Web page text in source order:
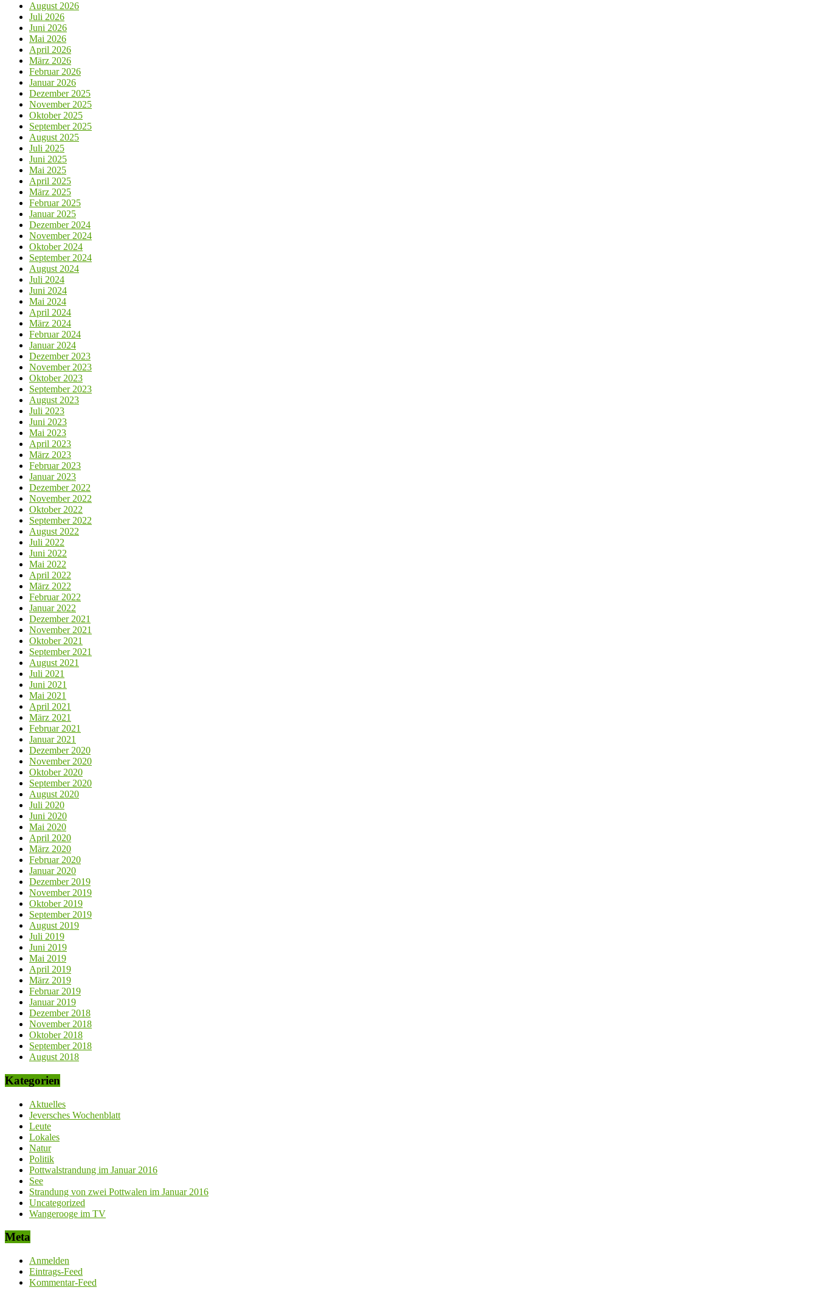
August 2026
Juli 2026
Juni 2026
Mai 2026
April 2026
März 2026
Februar 2026
Januar 2026
Dezember 2025
November 2025
Oktober 2025
September 2025
August 2025
Juli 2025
Juni 2025
Mai 2025
April 2025
März 2025
Februar 2025
Januar 2025
Dezember 2024
November 2024
Oktober 2024
September 2024
August 2024
Juli 2024
Juni 2024
Mai 2024
April 2024
März 2024
Februar 2024
Januar 2024
Dezember 2023
November 2023
Oktober 2023
September 2023
August 2023
Juli 2023
Juni 2023
Mai 2023
April 2023
März 2023
Februar 2023
Januar 2023
Dezember 2022
November 2022
Oktober 2022
September 2022
August 2022
Juli 2022
Juni 2022
Mai 2022
April 2022
März 2022
Februar 2022
Januar 2022
Dezember 2021
November 2021
Oktober 2021
September 2021
August 2021
Juli 2021
Juni 2021
Mai 2021
April 2021
März 2021
Februar 2021
Januar 2021
Dezember 2020
November 2020
Oktober 2020
September 2020
August 2020
Juli 2020
Juni 2020
Mai 2020
April 2020
März 2020
Februar 2020
Januar 2020
Dezember 2019
November 2019
Oktober 2019
September 2019
August 2019
Juli 2019
Juni 2019
Mai 2019
April 2019
März 2019
Februar 2019
Januar 2019
Dezember 2018
November 2018
Oktober 2018
September 2018
August 2018
Kategorien
Aktuelles
Jeversches Wochenblatt
Leute
Lokales
Natur
Politik
Pottwalstrandung im Januar 2016
See
Strandung von zwei Pottwalen im Januar 2016
Uncategorized
Wangerooge im TV
Meta
Anmelden
Eintrags-Feed
Kommentar-Feed